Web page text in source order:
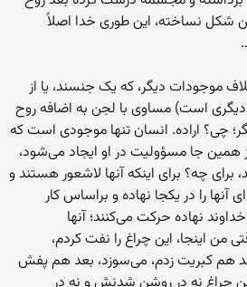
شکل نساخته، این طوری خدا اصلاً
موجودات دیگر، که یک جنسند، یا از
دیگری است) مساوی با لجن به اضافه روح
چی؟ اراده. انسان تنها موجودی است که
همین جا مسؤولیت در او ایجاد می‌شود،
برای چه؟ برای اینکه آنها لاشعور هستند و
را در یکجا نهاده و براساس کار
نهاده حرکت می‌کنند؛ آنها
من اینجا، این چراغ را نفت کردم،
هم کبریت زدم، می‌سوزد، بعد هم پفش